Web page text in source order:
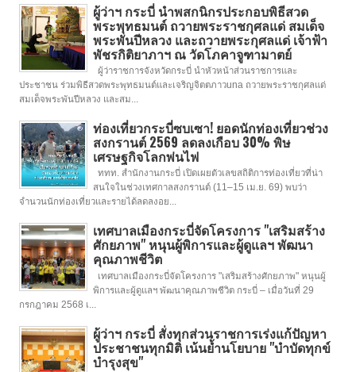
ผู้ว่าฯ กระบี่ นำพสกนิกรประกอบพิธีสวด
พระพุทธมนต์ ถวายพระราชกุศลแด่ สมเด็จ
พระพันปีหลวง และถวายพระกุศลแด่ เจ้าฟ้า
พัชรกิติยาภาฯ ณ วัดโภคาจูฑามาตย์
ผู้ว่าราชการจังหวัดกระบี่ นำหัวหน้าส่วนราชการและ
ประชาชน ร่วมพิธีสวดพระพุทธมนต์และเจริญจิตตภาวuna ถวายพระราชกุศลแด่
สมเด็จพระพันปีหลวง และสม...
ท่องเที่ยวกระบี่ซบเซา! ยอดนักท่องเที่ยวช่วง
สงกรานต์ 2569 ลดลงเกือบ 30% พิษ
เศรษฐกิจโลกพ่นไฟ
ททท. สำนักงานกระบี่ เปิดเผยตัวเลขสถิติการท่องเที่ยวที่น่า
สนใจในช่วงเทศกาลสงกรานต์ (11–15 เม.ย. 69) พบว่า
จำนวนนักท่องเที่ยวและรายได้ลดลงอย...
เทศบาลเมืองกระบี่จัดโครงการ "เสริมสร้าง
ศักยภาพ" หนุนผู้พิการและผู้ดูแลฯ พัฒนา
คุณภาพชีวิต
เทศบาลเมืองกระบี่จัดโครงการ "เสริมสร้างศักยภาพ" หนุนผู้
พิการและผู้ดูแลฯ พัฒนาคุณภาพชีวิต กระบี่ – เมื่อวันที่ 29
กรกฎาคม 2568 เ...
ผู้ว่าฯ กระบี่ สั่งทุกส่วนราชการเร่งแก้ปัญหา
ประชาชนทุกมิติ เน้นย้ำนโยบาย "บำบัดทุกข์
บำรุงสุข"